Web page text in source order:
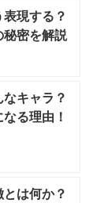
現する？
秘密を解説
キャラ？
る理由！
は何か？